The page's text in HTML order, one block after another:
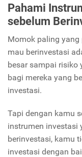
Pahami
sebelum
Momok paling
mau berinvestasi
besar sampai risiko
bagi mereka yang
investasi.
Tapi dengan kamu
instrumen investasi
berinvestasi, kamu
investasi dengan